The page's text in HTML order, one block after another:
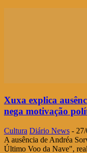
Xuxa explica
nega motivação
Cultura Diário News -
A ausência de Andréa
Último Voo da Nave",